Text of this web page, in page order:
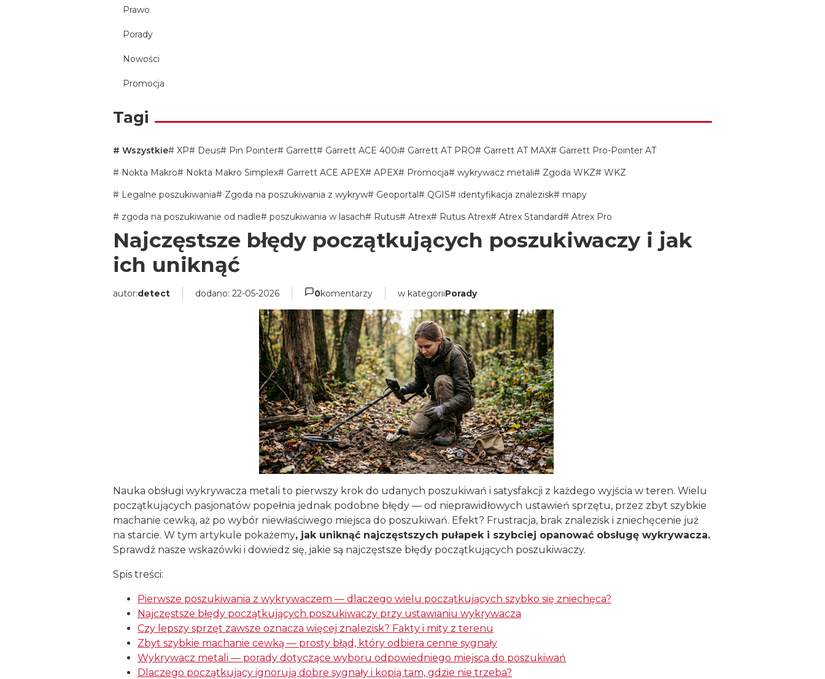
Prawo
Porady
Nowości
Promocja
Tagi
Wszystkie XP Deus Pin Pointer Garrett Garrett ACE 400i Garrett AT PRO Garrett AT MAX
Garrett Pro-Pointer AT
Nokta Makro
Nokta Makro Simplex Garrett ACE APEX APEX Promocja wykrywacz metali Zgoda WKZ
WKZ
Legalne poszukiwania
Zgoda na poszukiwania z wykryw Geoportal QGIS identyfikacja znalezisk
mapy
zgoda na poszukiwanie od nadle
poszukiwania w lasach Rutus Atrex Rutus Atrex Atrex Standard Atrex Pro
Najczęstsze błędy początkujących poszukiwaczy i jak
ich uniknąć
autor:detect dodano: 22-05-2026 0komentarzy w kategoriiPorady
Nauka obsługi wykrywacza metali to pierwszy krok do udanych poszukiwań i satysfakcji z każdego wyjścia w teren. Wielu
początkujących pasjonatów popełnia jednak podobne błędy — od nieprawidłowych ustawień sprzętu, przez zbyt szybkie
machanie cewką, aż po wybór niewłaściwego miejsca do poszukiwań. Efekt? Frustracja, brak znalezisk i zniechęcenie już
na starcie. W tym artykule pokażemy, jak uniknąć najczęstszych pułapek i szybciej opanować obsługę wykrywacza.
Sprawdź nasze wskazówki i dowiedz się, jakie są najczęstsze błędy początkujących poszukiwaczy.
Spis treści:
Pierwsze poszukiwania z wykrywaczem — dlaczego wielu początkujących szybko się zniechęca?
Najczęstsze błędy początkujących poszukiwaczy przy ustawianiu wykrywacza
Czy lepszy sprzęt zawsze oznacza więcej znalezisk? Fakty i mity z terenu
Zbyt szybkie machanie cewką — prosty błąd, który odbiera cenne sygnały
Wykrywacz metali — porady dotyczące wyboru odpowiedniego miejsca do poszukiwań
Dlaczego początkujący ignorują dobre sygnały i kopią tam, gdzie nie trzeba?